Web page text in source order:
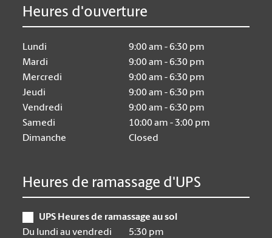
Heures d'ouverture
Lundi
9:00 am - 6:30 pm
Mardi
9:00 am - 6:30 pm
Mercredi
9:00 am - 6:30 pm
Jeudi
9:00 am - 6:30 pm
Vendredi
9:00 am - 6:30 pm
Samedi
10:00 am - 3:00 pm
Dimanche
Closed
Heures de ramassage d'UPS
UPS Heures de ramassage au sol
Du lundi au vendredi
5:30 pm